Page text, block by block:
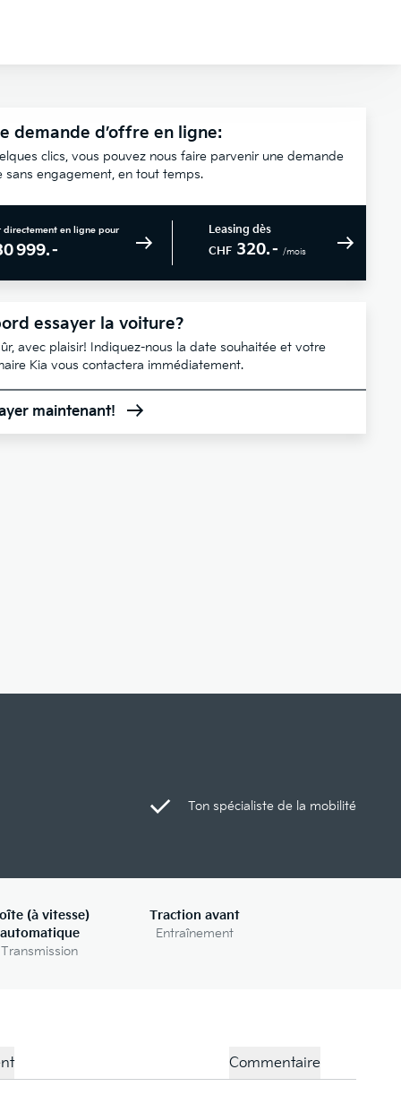
demande d’offre en ligne:
clics, vous pouvez nous faire parvenir une demande
sans engagement, en tout temps.
directement en ligne pour
999.–
Leasing dès
CHF 320.– /mois
essayer la voiture?
avec plaisir! Indiquez-nous la date souhaitée et votre
Kia vous contactera immédiatement.
maintenant!
Ton spécialiste de la mobilité
(à vitesse)
automatique
Transmission
Traction avant
Entraînement
Commentaire